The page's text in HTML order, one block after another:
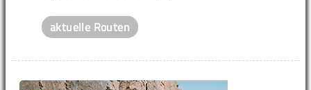
aktuelle Routen